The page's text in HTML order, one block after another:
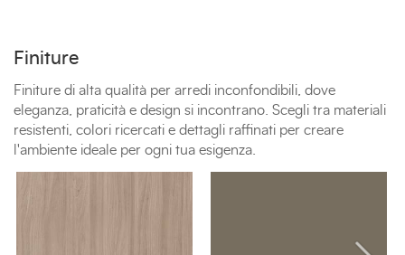
Finiture
Finiture di alta qualità per arredi inconfondibili, dove
eleganza, praticità e design si incontrano. Scegli tra materiali
resistenti, colori ricercati e dettagli raffinati per creare
l'ambiente ideale per ogni tua esigenza.